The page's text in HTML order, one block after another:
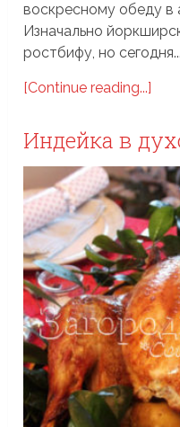
воскресному обеду в
Изначально
ростбифу, но сегодня...
[Continue reading...]
Индейка в